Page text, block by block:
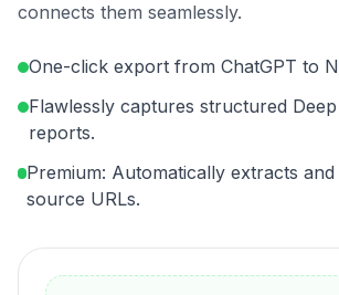
connects them seamlessly.
One-click export from ChatGPT to
Flawlessly captures structured
reports.
Premium: Automatically extracts
source URLs.